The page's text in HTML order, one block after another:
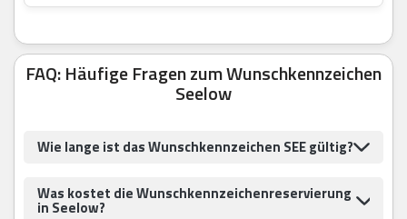
FAQ: Häufige Fragen zum Wunschkennzeichen
Seelow
Wie lange ist das Wunschkennzeichen SEE gültig?
Was kostet die Wunschkennzeichenreservierung
in Seelow?